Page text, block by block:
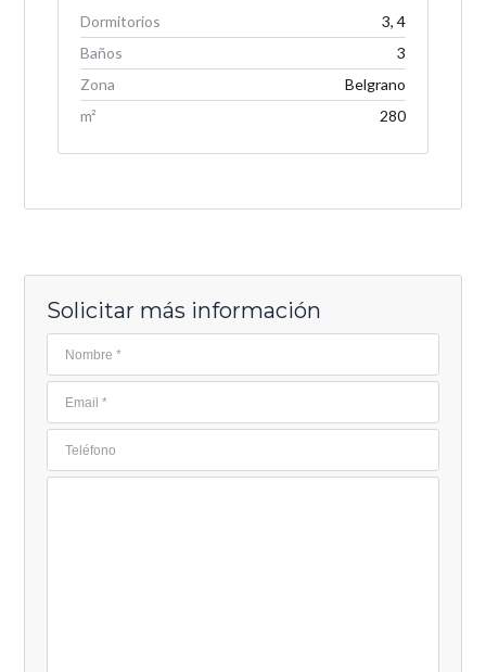
Dormitorios
3, 4
Baños
3
Zona
Belgrano
m²
280
Solicitar más información